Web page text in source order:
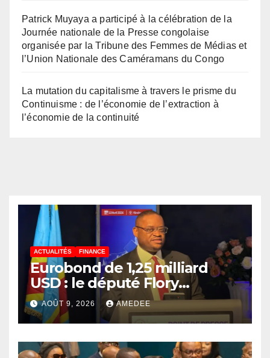
Patrick Muyaya a participé à la célébration de la
Journée nationale de la Presse congolaise
organisée par la Tribune des Femmes de Médias et
l’Union Nationale des Caméramans du Congo
La mutation du capitalisme à travers le prisme du
Continuisme : de l’économie de l’extraction à
l’économie de la continuité
ACTUALITÉS FINANCE
Eurobond de 1,25 milliard
USD : le député Flory
Mapamboli relève 4
paradoxes sur cet
endettement du
Gouvernement
AOÛT 9, 2026 AMEDEE